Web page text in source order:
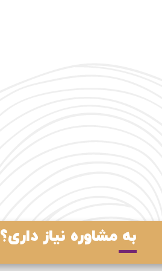
به مشاوره نیاز داری؟